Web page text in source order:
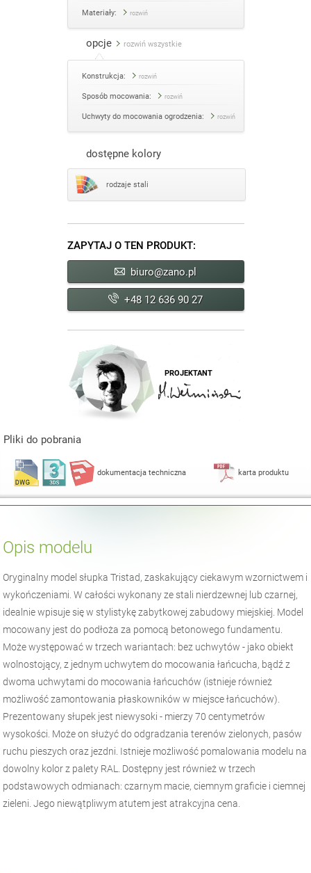
Materiały: rozwiń
opcje rozwiń wszystkie
Konstrukcja: rozwiń
Sposób mocowania: rozwiń
Uchwyty do mocowania ogrodzenia: rozwiń
dostępne kolory
rodzaje stali
ZAPYTAJ O TEN PRODUKT:
biuro@zano.pl
+48 12 636 90 27
PROJEKTANT
Pliki do pobrania
dokumentacja techniczna karta produktu
Opis modelu
Oryginalny model słupka Tristad, zaskakujący ciekawym wzornictwem i
wykończeniami. W całości wykonany ze stali nierdzewnej lub czarnej,
idealnie wpisuje się w stylistykę zabytkowej zabudowy miejskiej. Model
mocowany jest do podłoża za pomocą betonowego fundamentu.
Może występować w trzech wariantach: bez uchwytów - jako obiekt
wolnostojący, z jednym uchwytem do mocowania łańcucha, bądź z
dwoma uchwytami do mocowania łańcuchów (istnieje również
możliwość zamontowania płaskowników w miejsce łańcuchów).
Prezentowany słupek jest niewysoki - mierzy 70 centymetrów
wysokości. Może on służyć do odgradzania terenów zielonych, pasów
ruchu pieszych oraz jezdni. Istnieje możliwość pomalowania modelu na
dowolny kolor z palety RAL. Dostępny jest również w trzech
podstawowych odmianach: czarnym macie, ciemnym graficie i ciemnej
zieleni. Jego niewątpliwym atutem jest atrakcyjna cena.